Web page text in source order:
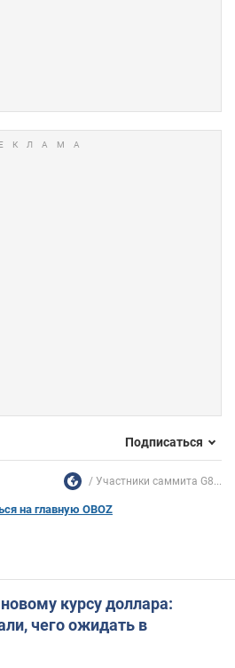
Подписаться
Участники саммита G8...
на главную OBOZ
курсу доллара:
чего ожидать в